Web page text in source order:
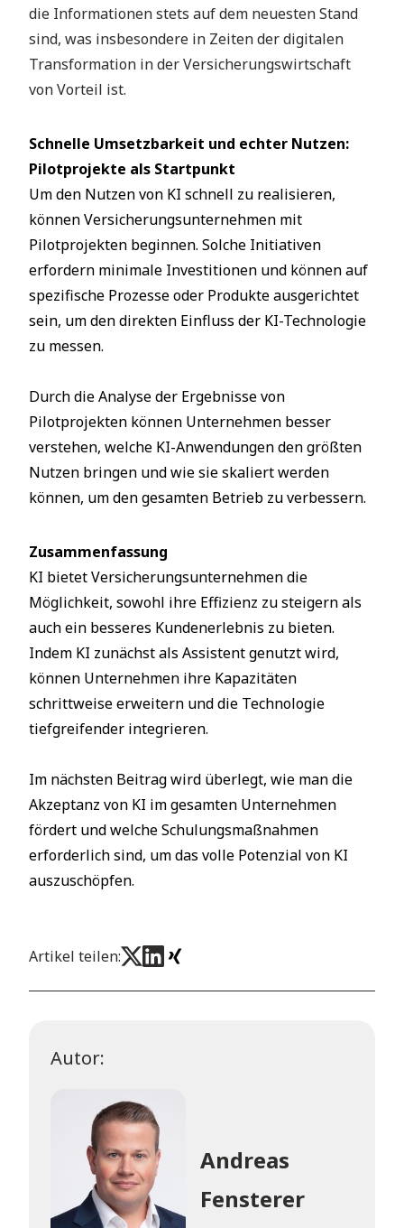
die Informationen stets auf dem neuesten Stand
sind, was insbesondere in Zeiten der digitalen
Transformation in der Versicherungswirtschaft
von Vorteil ist.
Schnelle Umsetzbarkeit und echter Nutzen:
Pilotprojekte als Startpunkt
Um den Nutzen von KI schnell zu realisieren,
können Versicherungsunternehmen mit
Pilotprojekten beginnen. Solche Initiativen
erfordern minimale Investitionen und können auf
spezifische Prozesse oder Produkte ausgerichtet
sein, um den direkten Einfluss der KI-Technologie
zu messen.
Durch die Analyse der Ergebnisse von
Pilotprojekten können Unternehmen besser
verstehen, welche KI-Anwendungen den größten
Nutzen bringen und wie sie skaliert werden
können, um den gesamten Betrieb zu verbessern.
Zusammenfassung
KI bietet Versicherungsunternehmen die
Möglichkeit, sowohl ihre Effizienz zu steigern als
auch ein besseres Kundenerlebnis zu bieten.
Indem KI zunächst als Assistent genutzt wird,
können Unternehmen ihre Kapazitäten
schrittweise erweitern und die Technologie
tiefgreifender integrieren.
Im nächsten Beitrag wird überlegt, wie man die
Akzeptanz von KI im gesamten Unternehmen
fördert und welche Schulungsmaßnahmen
erforderlich sind, um das volle Potenzial von KI
auszuschöpfen.
Artikel teilen:
Autor:
Andreas
Fensterer